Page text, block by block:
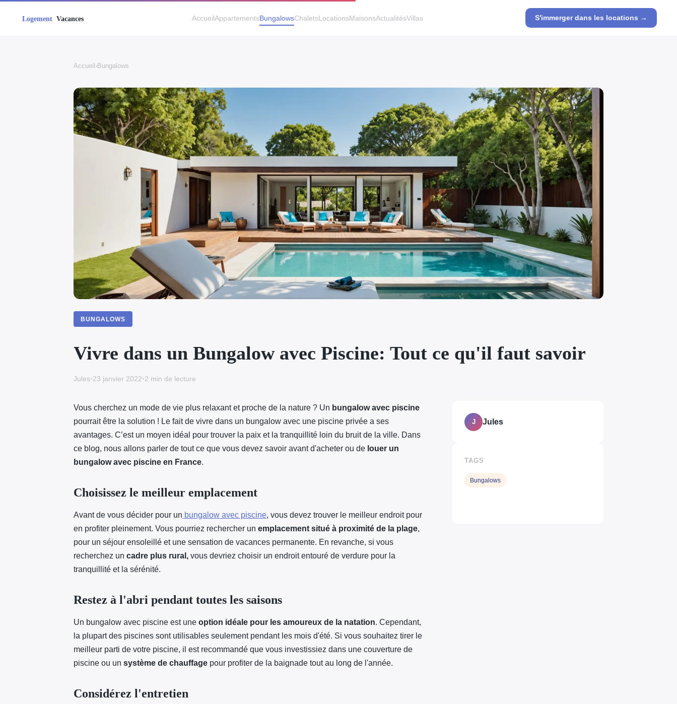
AccueilAppartementsBungalowsChaletsLocationsMaisonsActualitésVillas S'immerger dans les locations →
Accueil ›Bungalows
BUNGALOWS
Vivre dans un Bungalow avec Piscine: Tout ce qu'il faut savoir
Jules•23 janvier 2022•2 min de lecture
Vous cherchez un mode de vie plus relaxant et proche de la nature ? Un bungalow avec piscine
pourrait être la solution ! Le fait de vivre dans un bungalow avec une piscine privée a ses
avantages. C’est un moyen idéal pour trouver la paix et la tranquillité loin du bruit de la ville. Dans
ce blog, nous allons parler de tout ce que vous devez savoir avant d'acheter ou de louer un
bungalow avec piscine en France.
Choisissez le meilleur emplacement
Avant de vous décider pour un bungalow avec piscine, vous devez trouver le meilleur endroit pour
en profiter pleinement. Vous pourriez rechercher un emplacement situé à proximité de la plage,
pour un séjour ensoleillé et une sensation de vacances permanente. En revanche, si vous
recherchez un cadre plus rural, vous devriez choisir un endroit entouré de verdure pour la
tranquillité et la sérénité.
Restez à l'abri pendant toutes les saisons
Un bungalow avec piscine est une option idéale pour les amoureux de la natation. Cependant,
la plupart des piscines sont utilisables seulement pendant les mois d'été. Si vous souhaitez tirer le
meilleur parti de votre piscine, il est recommandé que vous investissiez dans une couverture de
piscine ou un système de chauffage pour profiter de la baignade tout au long de l'année.
Considérez l'entretien
J Jules
TAGS
Bungalows